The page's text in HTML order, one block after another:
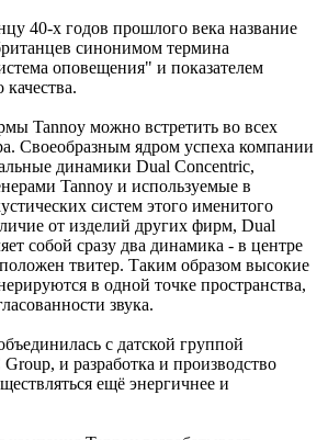
40-х годов прошлого века название
синонимом термина
оповещения" и показателем
качества.
Tannoy можно встретить во всех
Своеобразным ядром успеха компании
динамики Dual Concentric,
Tannoy и используемые в
систем этого именитого
от изделий других фирм, Dual
собой сразу два динамика - в центре
твитер. Таким образом высокие
в одной точке пространства,
звука.
с датской группой
и разработка и производство
ещё энергичнее и